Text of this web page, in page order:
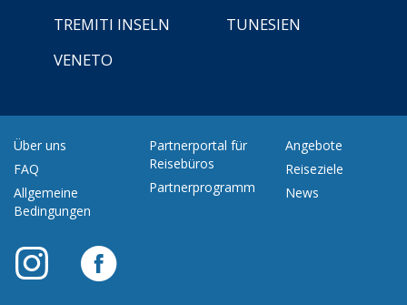
TREMITI INSELN
TUNESIEN
VENETO
Über uns
FAQ
Allgemeine
Bedingungen
Partnerportal für
Reisebüros
Partnerprogramm
Angebote
Reiseziele
News